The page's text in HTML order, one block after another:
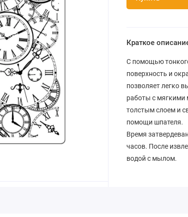
Краткое
С помощью
поверхность и
позволяет легко
работы с мягкими
толстым слоем и
помощи шпателя.
Время
часов. После
водой с мылом.